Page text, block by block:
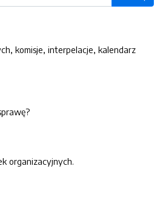
komisje, interpelacje, kalendarz
organizacyjnych.